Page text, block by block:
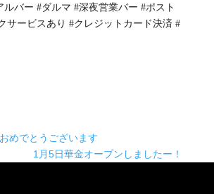
ルバー #ダルマ #深夜営業バー #ポスト
サービスあり #クレジットカード決済 #
めでとうございます
1月5日華金オープンしましたー！